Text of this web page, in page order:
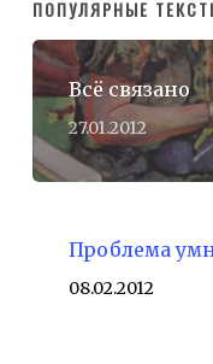
ПОПУЛЯРНЫЕ
Всё связано
27.01.2012
Проблема
08.02.2012